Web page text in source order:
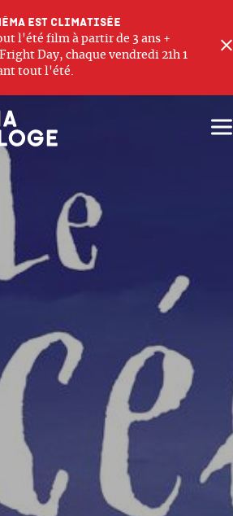
est climatisée
l'été film à partir de 3 ans +
Day, chaque vendredi 21h 1
tout l'été.